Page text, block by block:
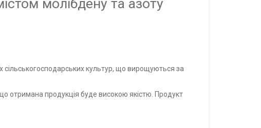
молібдену та азоту
сільськогосподарських культур, що вирощуються за
отримана продукція буде високою якістю. Продукт